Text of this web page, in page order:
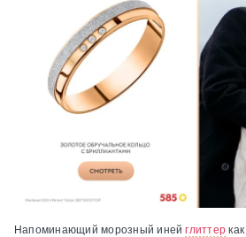
Напоминающий морозный инейглиттер